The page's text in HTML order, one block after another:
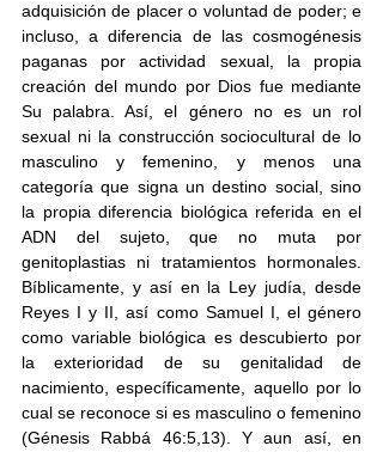
adquisición de placer o voluntad de poder; e
incluso, a diferencia de las cosmogénesis
paganas por actividad sexual, la propia
creación del mundo por Dios fue mediante
Su palabra. Así, el género no es un rol
sexual ni la construcción sociocultural de lo
masculino y femenino, y menos una
categoría que signa un destino social, sino
la propia diferencia biológica referida en el
ADN del sujeto, que no muta por
genitoplastias ni tratamientos hormonales.
Bíblicamente, y así en la Ley judía, desde
Reyes I y II, así como Samuel I, el género
como variable biológica es descubierto por
la exterioridad de su genitalidad de
nacimiento, específicamente, aquello por lo
cual se reconoce si es masculino o femenino
(Génesis Rabbá 46:5,13). Y aun así, en